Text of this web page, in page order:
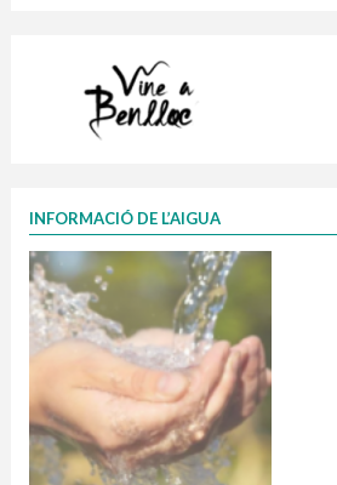
INFORMACIÓ DE L’AIGUA